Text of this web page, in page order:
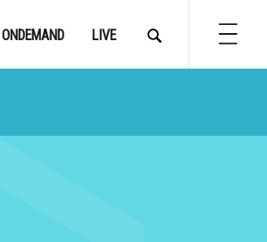
LIVE
ONDEMAND